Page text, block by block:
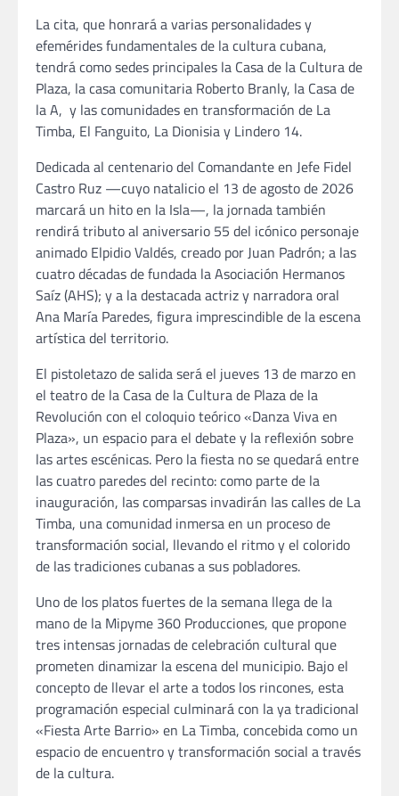
La cita, que honrará a varias personalidades y
efemérides fundamentales de la cultura cubana,
tendrá como sedes principales la Casa de la Cultura de
Plaza, la casa comunitaria Roberto Branly, la Casa de
la A, y las comunidades en transformación de La
Timba, El Fanguito, La Dionisia y Lindero 14.
Dedicada al centenario del Comandante en Jefe Fidel
Castro Ruz —cuyo natalicio el 13 de agosto de 2026
marcará un hito en la Isla—, la jornada también
rendirá tributo al aniversario 55 del icónico personaje
animado Elpidio Valdés, creado por Juan Padrón; a las
cuatro décadas de fundada la Asociación Hermanos
Saíz (AHS); y a la destacada actriz y narradora oral
Ana María Paredes, figura imprescindible de la escena
artística del territorio.
El pistoletazo de salida será el jueves 13 de marzo en
el teatro de la Casa de la Cultura de Plaza de la
Revolución con el coloquio teórico «Danza Viva en
Plaza», un espacio para el debate y la reflexión sobre
las artes escénicas. Pero la fiesta no se quedará entre
las cuatro paredes del recinto: como parte de la
inauguración, las comparsas invadirán las calles de La
Timba, una comunidad inmersa en un proceso de
transformación social, llevando el ritmo y el colorido
de las tradiciones cubanas a sus pobladores.
Uno de los platos fuertes de la semana llega de la
mano de la Mipyme 360 Producciones, que propone
tres intensas jornadas de celebración cultural que
prometen dinamizar la escena del municipio. Bajo el
concepto de llevar el arte a todos los rincones, esta
programación especial culminará con la ya tradicional
«Fiesta Arte Barrio» en La Timba, concebida como un
espacio de encuentro y transformación social a través
de la cultura.